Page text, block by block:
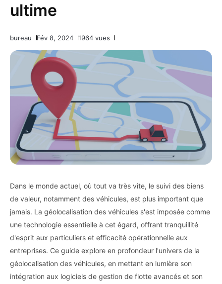
ultime
bureau Fév 8, 2024 1964 vues
Dans le monde actuel, où tout va très vite, le suivi des biens
de valeur, notamment des véhicules, est plus important que
jamais. La géolocalisation des véhicules s'est imposée comme
une technologie essentielle à cet égard, offrant tranquillité
d'esprit aux particuliers et efficacité opérationnelle aux
entreprises. Ce guide explore en profondeur l'univers de la
géolocalisation des véhicules, en mettant en lumière son
intégration aux logiciels de gestion de flotte avancés et son